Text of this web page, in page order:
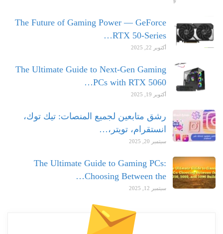
The Future of Gaming Power — GeForce
RTX 50-Series…
أكتوبر 22, 2025
The Ultimate Guide to Next-Gen Gaming
PCs with RTX 5060…
أكتوبر 19, 2025
رشق متابعين لجميع المنصات: تيك توك،
انستقرام، تويتر،…
سبتمبر 20, 2025
The Ultimate Guide to Gaming PCs:
Choosing Between the…
سبتمبر 12, 2025